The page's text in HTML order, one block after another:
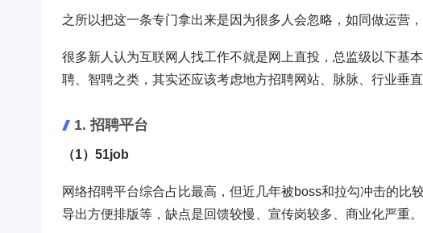
之所以把这一条专门拿出来是因为很多人会忽略，如同做运营
很多新人认为互联网人找工作不就是网上直投，总监级以下基
聘、智聘之类，其实还应该考虑地方招聘网站、脉脉、行业垂
1. 招聘平台
（1）51job
网络招聘平台综合占比最高，但近几年被boss和拉勾冲击的比
导出方便排版等，缺点是回馈较慢、宣传岗较多、商业化严重。